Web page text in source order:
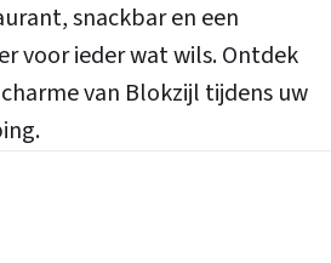
snackbar en een
voor ieder wat wils. Ontdek
van Blokzijl tijdens uw